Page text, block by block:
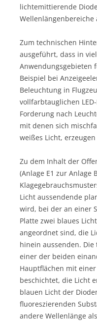
lichtemittierende
Wellenlängenbereiche
Zum technischen
ausgeführt, dass in
Anwendungsgebieten
Beispiel bei
Beleuchtung in
vollfarbtauglichen
Forderung nach
mit denen sich
weißes Licht, erzeugen
Zu dem Inhalt der
(Anlage E1 zur Anlage
Licht aussendende
wird, bei der an einer
Platte zwei blaues
angeordnet sind, die
hinein aussenden.
einer der beiden
Hauptflächen mit
beschichtet, die Licht
blauen Licht der
fluoreszierenden
andere Wellenlänge